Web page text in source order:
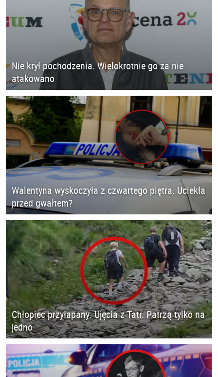
Nie krył pochodzenia. Wielokrotnie go za nie
atakowano
Walentyna wyskoczyła z czwartego piętra. Uciekła
przed gwałtem?
Chłopiec przyłapany. Ujęcia z Tatr. Patrzą tylko na
jedno